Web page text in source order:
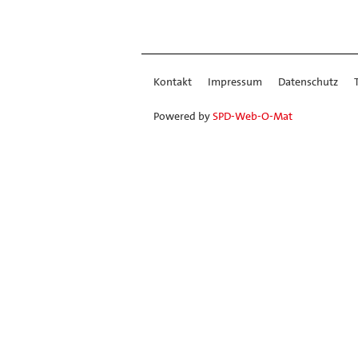
Kontakt Impressum Datenschutz
Powered bySPD-Web-O-Mat